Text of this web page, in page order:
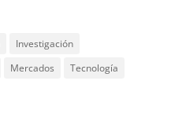
Investigación
Mercados Tecnología